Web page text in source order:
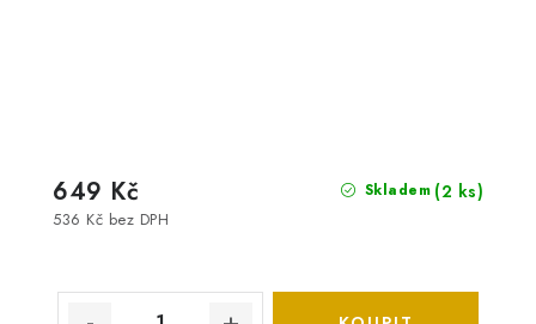
Skladem (2 ks)
536 Kč bez DPH
649 Kč